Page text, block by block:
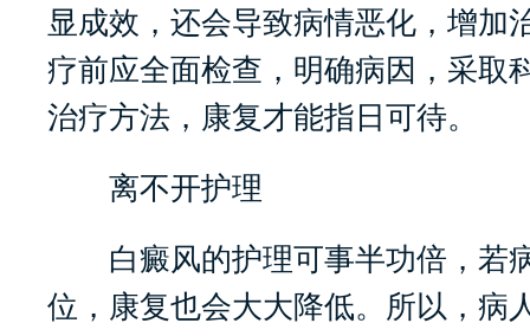
显成效，还会导致病情恶化，增加
疗前应全面检查，明确病因，采取
治疗方法，康复才能指日可待。
离不开护理
白癜风的护理可事半功倍，若
位，康复也会大大降低。所以，病